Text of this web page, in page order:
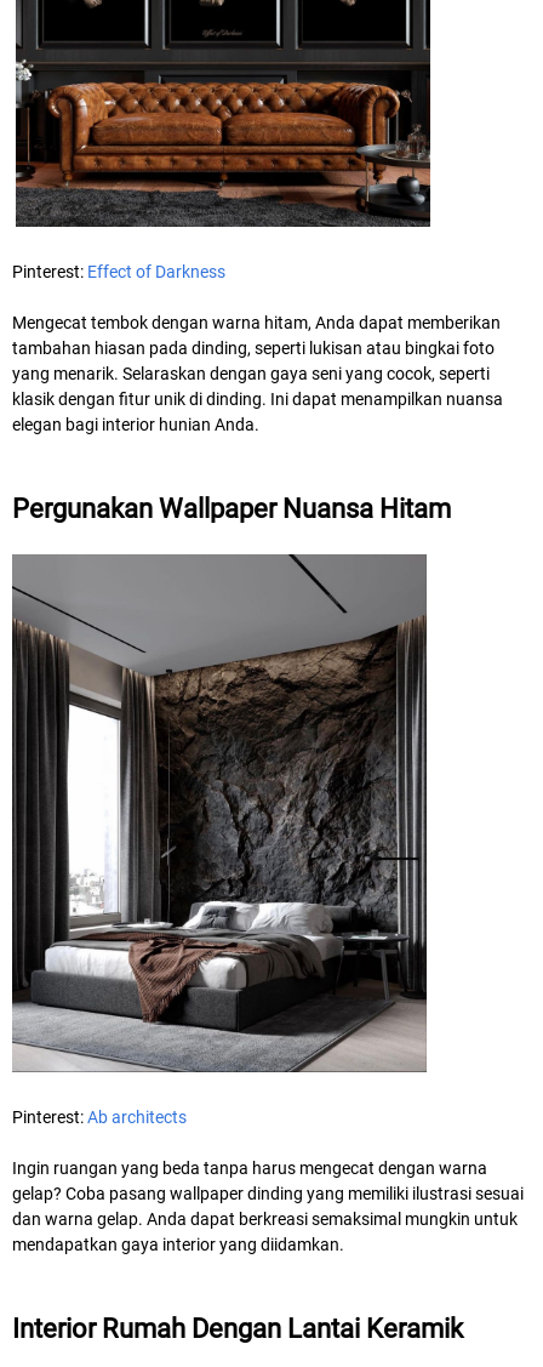
Pinterest: Effect of Darkness
Mengecat tembok dengan warna hitam, Anda dapat memberikan
tambahan hiasan pada dinding, seperti lukisan atau bingkai foto
yang menarik. Selaraskan dengan gaya seni yang cocok, seperti
klasik dengan fitur unik di dinding. Ini dapat menampilkan nuansa
elegan bagi interior hunian Anda.
Pergunakan Wallpaper Nuansa Hitam
Pinterest:Ab architects
Ingin ruangan yang beda tanpa harus mengecat dengan warna
gelap? Coba pasang wallpaper dinding yang memiliki ilustrasi sesuai
dan warna gelap. Anda dapat berkreasi semaksimal mungkin untuk
mendapatkan gaya interior yang diidamkan.
Interior Rumah Dengan Lantai Keramik